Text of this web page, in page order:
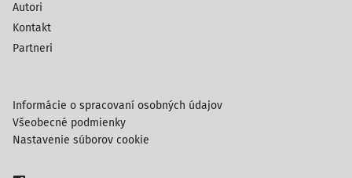
Autori
Kontakt
Partneri
Informácie o spracovaní osobných údajov
Všeobecné podmienky
Nastavenie súborov cookie